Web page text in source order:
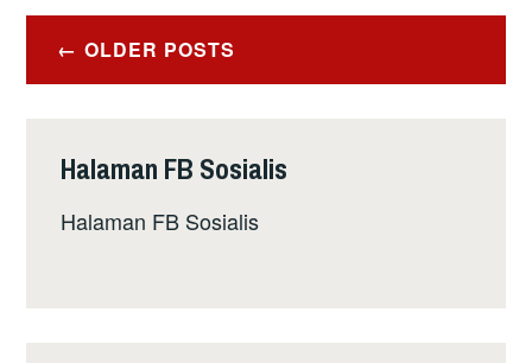
IMBAS
KEMBALI
Posts
navigation
OLDER POSTS
Halaman FB Sosialis
Halaman FB Sosialis